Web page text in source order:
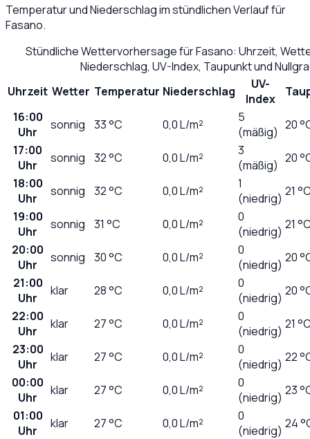
Temperatur und Niederschlag im stündlichen Verlauf für
Fasano.
Stündliche Wettervorhersage fürFasano: Uhrzeit,
Niederschlag, UV-Index, Taupunkt und
Uhrzeit Wetter Temperatur Niederschlag
UV-
Index
16:00
Uhr
sonnig 33°C 0,0L/m²
5
(mäßig) 20
17:00
Uhr
sonnig 32°C 0,0L/m²
3
(mäßig) 20
18:00
Uhr
sonnig 32°C 0,0L/m²
1
(niedrig) 21
19:00
Uhr
sonnig 31 °C 0,0L/m²
0
(niedrig) 21
20:00
Uhr
sonnig 30°C 0,0L/m²
0
(niedrig) 20
21:00
Uhr
klar 28°C 0,0L/m²
0
(niedrig) 20
22:00
Uhr
klar 27°C 0,0L/m²
0
(niedrig) 21
23:00
Uhr
klar 27°C 0,0L/m²
0
(niedrig) 22
00:00
Uhr
klar 27°C 0,0L/m²
0
(niedrig) 23
01:00
Uhr
klar 27°C 0,0L/m²
0
(niedrig) 24